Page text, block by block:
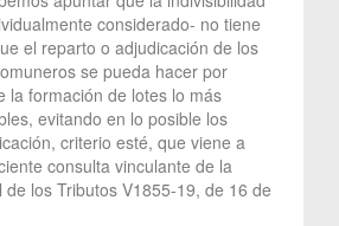
considerado- no tiene
el reparto o adjudicación de los
se pueda hacer por
la formación de lotes lo más
evitando en lo posible los
criterio esté, que viene a
consulta vinculante de la
de los Tributos V1855-19, de 16 de